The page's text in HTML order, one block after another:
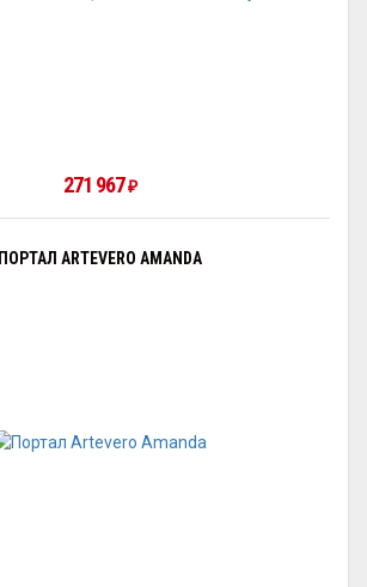
271 967₽
ПОРТАЛ ARTEVERO AMANDA